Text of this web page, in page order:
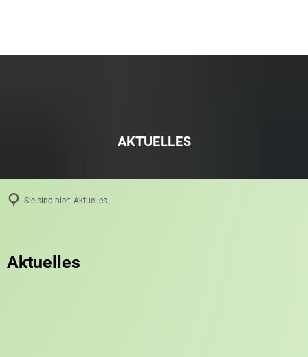
AKTUELLES
Sie sind hier: Aktuelles
Aktuelles
Aktuelles